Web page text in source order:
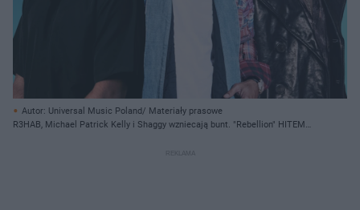
Autor: Universal Music Poland/ Materiały prasowe
R3HAB, Michael Patrick Kelly i Shaggy wzniecają bunt. "Rebellion" HITEM